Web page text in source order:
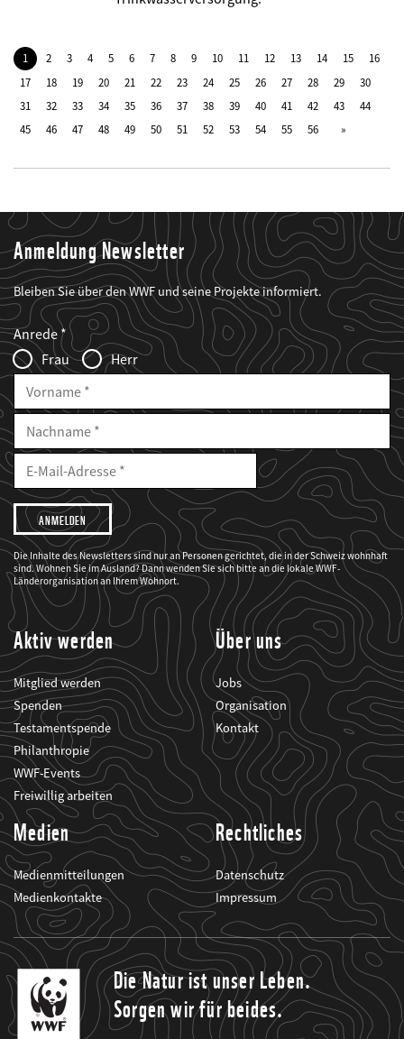
1 2 3 4 5 6 7 8 9 10 11 12 13 14 15
16
17
18 19 20 21 22 23 24 25 26 27 28 29
30
31
32 33 34 35 36 37 38 39 40 41 42 43
44
45
46 47 48 49 50 51 52 53 54 55 56
Anmeldung Newsletter
Bleiben Sie über den WWF und seine Projekte informiert.
Web2Case
Infofelder
Fieldset
anrede_name
Anrede
Frau
Herr
Vorname
Nachname
E-
Mailadresse
E-
Adresse
Ich
möchte,
dass
der
WWF
mich
über
seine
Projekte
informiert.
Die Inhalte des Newsletters sind nur an Personen gerichtet, die in der Schweiz wohnhaft
sind. Wohnen Sie im Ausland? Dann wenden Sie sich bitte an die lokale WWF-
Länderorganisation an Ihrem Wohnort.
Aktiv werden
Mitglied werden
Spenden
Testamentspende
Philanthropie
WWF-Events
Freiwillig arbeiten
Über uns
Jobs
Organisation
Kontakt
Medien
Medienmitteilungen
Medienkontakte
Rechtliches
Datenschutz
Impressum
Die Natur ist unser Leben.
Sorgen wir für beides.